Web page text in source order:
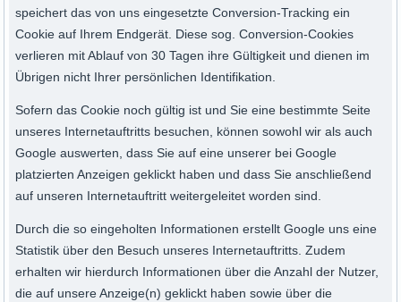
speichert das von uns eingesetzte Conversion-Tracking ein
Cookie auf Ihrem Endgerät. Diese sog. Conversion-Cookies
verlieren mit Ablauf von 30 Tagen ihre Gültigkeit und dienen im
Übrigen nicht Ihrer persönlichen Identifikation.
Sofern das Cookie noch gültig ist und Sie eine bestimmte Seite
unseres Internetauftritts besuchen, können sowohl wir als auch
Google auswerten, dass Sie auf eine unserer bei Google
platzierten Anzeigen geklickt haben und dass Sie anschließend
auf unseren Internetauftritt weitergeleitet worden sind.
Durch die so eingeholten Informationen erstellt Google uns eine
Statistik über den Besuch unseres Internetauftritts. Zudem
erhalten wir hierdurch Informationen über die Anzahl der Nutzer,
die auf unsere Anzeige(n) geklickt haben sowie über die